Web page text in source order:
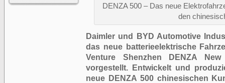
DENZA 500 – Das neue
den
Daimler und BYD Automotive
das neue batterieelektrische
Venture Shenzhen DENZA
vorgestellt. Entwickelt und
neue DENZA 500 chinesischen